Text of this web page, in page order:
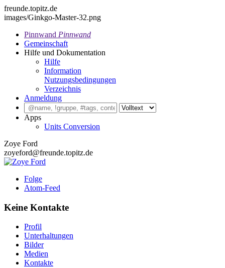
freunde.topitz.de
images/Ginkgo-Master-32.png
Pinnwand Pinnwand
Gemeinschaft
Hilfe und Dokumentation
Hilfe
Information
Nutzungsbedingungen
Verzeichnis
Anmeldung
Apps
Units Conversion
Zoye Ford
zoyeford@freunde.topitz.de
Folge
Atom-Feed
Keine Kontakte
Profil
Unterhaltungen
Bilder
Medien
Kontakte